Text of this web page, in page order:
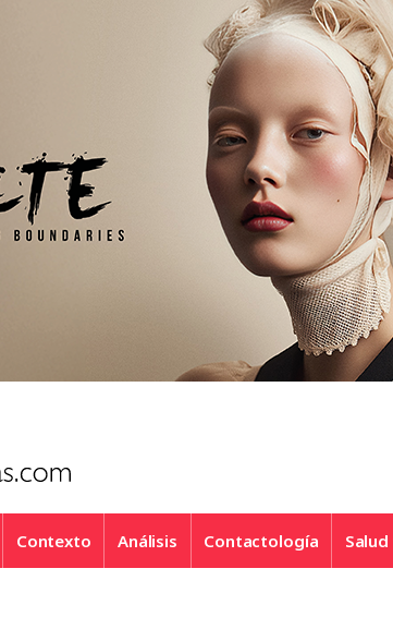
Contexto Análisis Contactología